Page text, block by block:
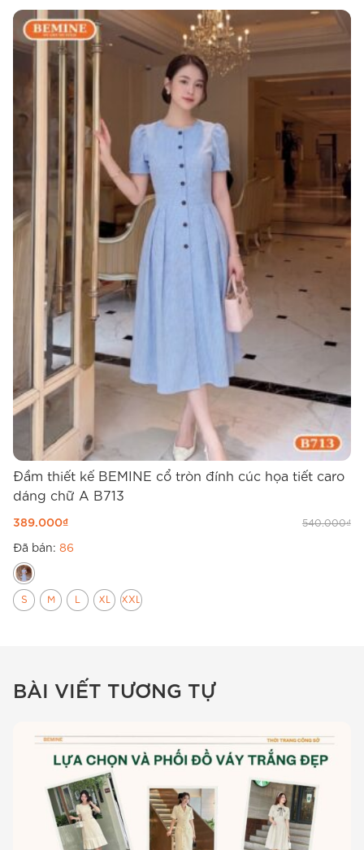
Đầm thiết kế BEMINE cổ tròn đính cúc họa tiết caro
dáng chữ A B713
389.000₫ 540.000₫
Đã bán: 86
S M L XL XXL
BÀI VIẾT TƯƠNG TỰ